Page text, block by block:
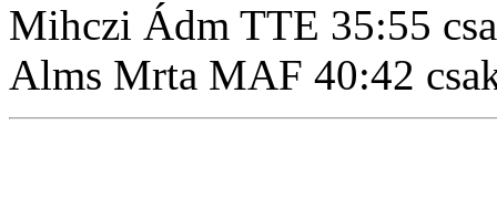
Mihczi Ádm TTE 35:55
Alms Mrta MAF 40:42